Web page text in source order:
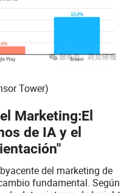
Tower)
Marketing:El
de IA y el
del marketing de
fundamental. Según